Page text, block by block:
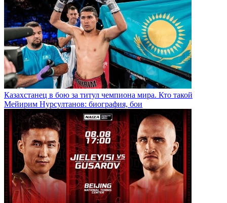
Казахстанец в бою за титул чемпиона мира. Кто такой
Мейирим Нурсултанов: биография, бои